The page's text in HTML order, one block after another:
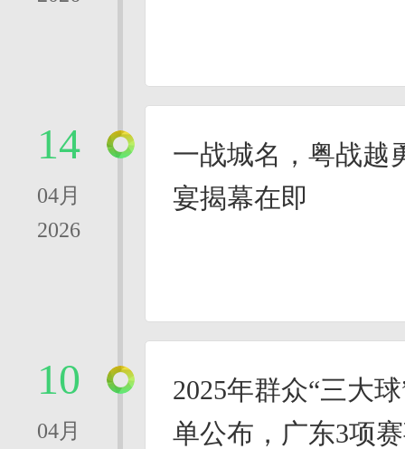
14
04月
2026
一战城名，粤战越
宴揭幕在即
10
04月
2025年群众“三大
单公布，广东3项